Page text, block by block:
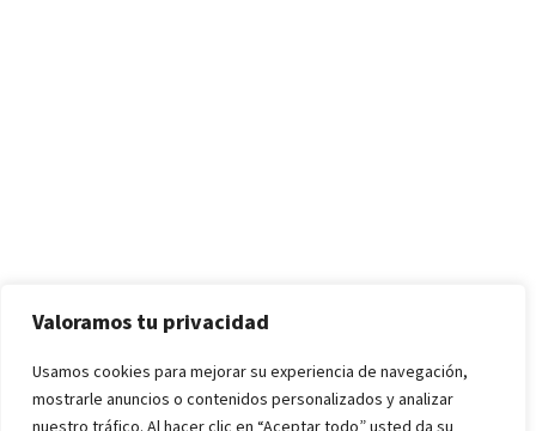
Valoramos tu privacidad
Usamos cookies para mejorar su experiencia de navegación,
mostrarle anuncios o contenidos personalizados y analizar